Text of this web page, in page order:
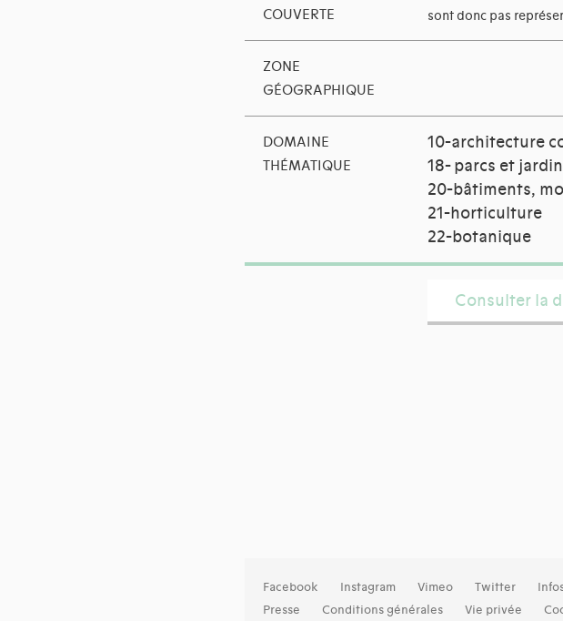
COUVERTE
sont donc pas
ZONE
GÉOGRAPHIQUE
DOMAINE
THÉMATIQUE
10-architecture
18- parcs et
20-bâtiments,
21-horticulture
22-botanique
Consulter la
Facebook Instagram Vimeo Twitter
Presse
Conditions générales Vie privée